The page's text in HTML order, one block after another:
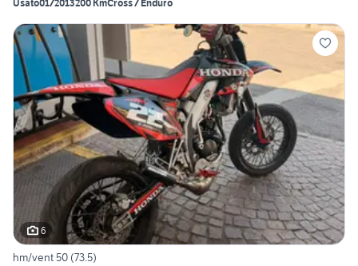
Usato01/2013200 KmCross / Enduro
6
hm/vent 50 (73.5)